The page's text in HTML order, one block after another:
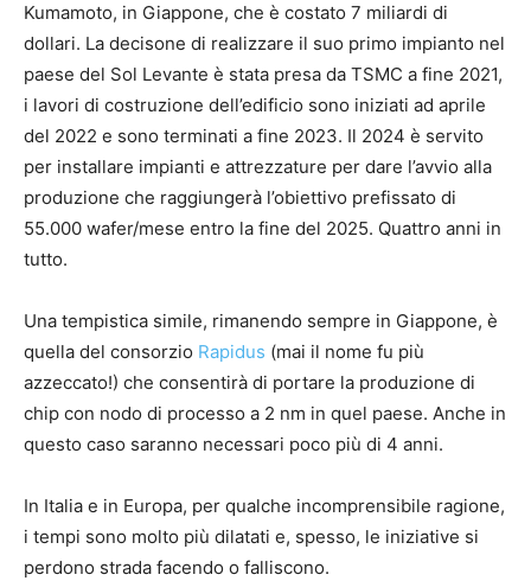
Kumamoto, in Giappone, che è costato 7 miliardi di
dollari. La decisone di realizzare il suo primo impianto nel
paese del Sol Levante è stata presa da TSMC a fine 2021,
i lavori di costruzione dell’edificio sono iniziati ad aprile
del 2022 e sono terminati a fine 2023. Il 2024 è servito
per installare impianti e attrezzature per dare l’avvio alla
produzione che raggiungerà l’obiettivo prefissato di
55.000 wafer/mese entro la fine del 2025. Quattro anni in
tutto.
Una tempistica simile, rimanendo sempre in Giappone, è
quella del consorzio Rapidus (mai il nome fu più
azzeccato!) che consentirà di portare la produzione di
chip con nodo di processo a 2 nm in quel paese. Anche in
questo caso saranno necessari poco più di 4 anni.
In Italia e in Europa, per qualche incomprensibile ragione,
i tempi sono molto più dilatati e, spesso, le iniziative si
perdono strada facendo o falliscono.